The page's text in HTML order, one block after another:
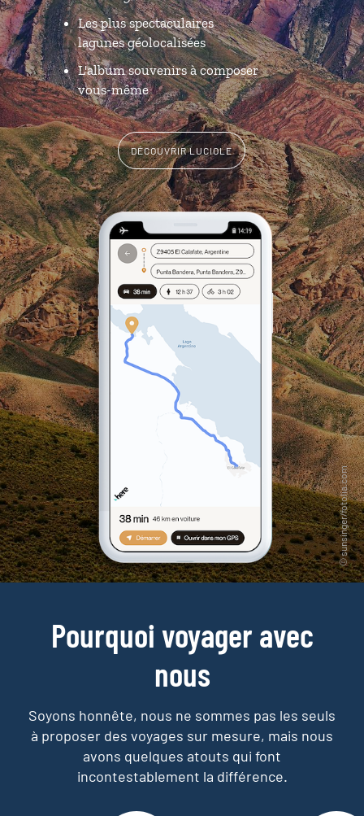
Les plus spectaculaires
lagunes géolocalisées
L'album souvenirs à composer
vous-même
DÉCOUVRIR LUCIOLE
Pourquoi voyager avec
nous
Soyons honnête, nous ne sommes pas les seuls
à proposer des voyages sur mesure, mais nous
avons quelques atouts qui font
incontestablement la différence.